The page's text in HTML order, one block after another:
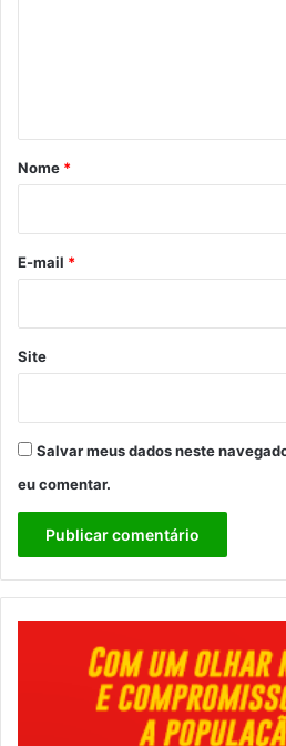
r
*
Nome *
E-mail *
Site
Salvar meus dados neste
eu comentar.